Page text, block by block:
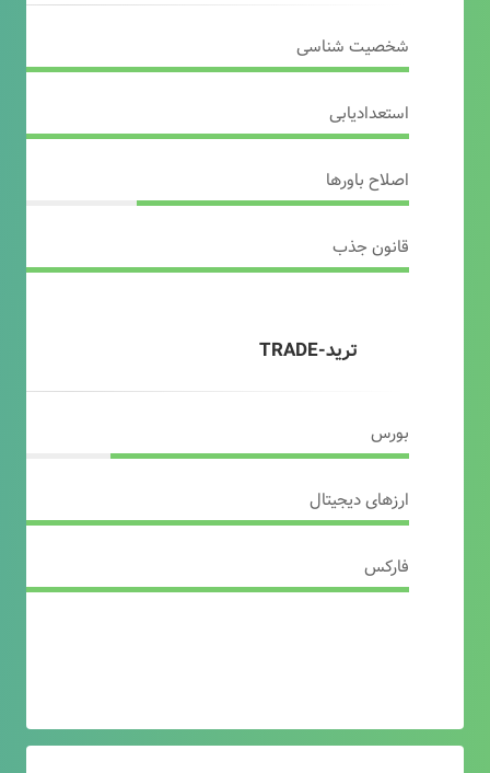
شخصیت شناسی
استعدادیابی
اصلاح باورها
قانون جذب
ترید-TRADE
بورس
ارزهای دیجیتال
فارکس